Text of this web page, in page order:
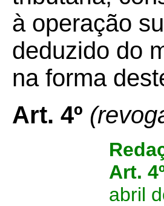
à operação
deduzido do
na forma
Art. 4º
Art.
abril